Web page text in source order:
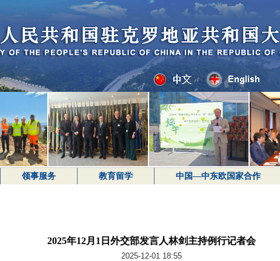
领事服务 教育留学 中国—中东欧国家合作
2025年12月1日外交部发言人林剑主持例行记者会
2025-12-01 18:55